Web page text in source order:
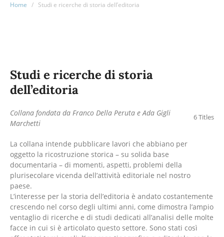
Home / Studi e ricerche di storia dell’editoria
Studi e ricerche di storia
dell’editoria
6 Titles
Collana fondata da Franco Della Peruta e Ada Gigli
Marchetti
La collana intende pubblicare lavori che abbiano per
oggetto la ricostruzione storica – su solida base
documentaria – di momenti, aspetti, problemi della
plurisecolare vicenda dell’attività editoriale nel nostro
paese.
L’interesse per la storia dell’editoria è andato costantemente
crescendo nel corso degli ultimi anni, come dimostra l’ampio
ventaglio di ricerche e di studi dedicati all’analisi delle molte
facce in cui si è articolato questo settore. Sono stati così